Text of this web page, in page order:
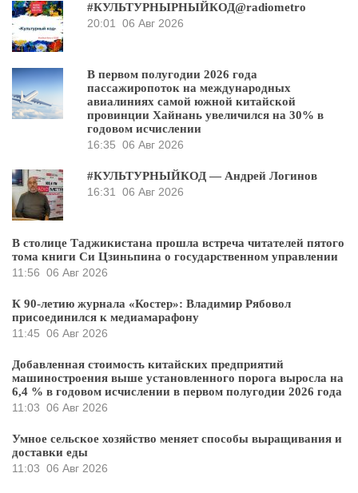
#КУЛЬТУРНЫРНЫЙКОД@radiometro
20:01 06 Авг 2026
В первом полугодии 2026 года
пассажиропоток на международных
авиалиниях самой южной китайской
провинции Хайнань увеличился на 30% в
годовом исчислении
16:35 06 Авг 2026
#КУЛЬТУРНЫЙКОД — Андрей Логинов
16:31 06 Авг 2026
В столице Таджикистана прошла встреча читателей пятого
тома книги Си Цзиньпина о государственном управлении
11:56 06 Авг 2026
К 90-летию журнала «Костер»: Владимир Рябовол
присоединился к медиамарафону
11:45 06 Авг 2026
Добавленная стоимость китайских предприятий
машиностроения выше установленного порога выросла на
6,4 % в годовом исчислении в первом полугодии 2026 года
11:03 06 Авг 2026
Умное сельское хозяйство меняет способы выращивания и
доставки еды
11:03 06 Авг 2026